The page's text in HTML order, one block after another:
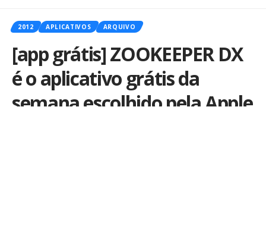
2012 APLICATIVOS ARQUIVO
[app grátis] ZOOKEEPER DX
é o aplicativo grátis da
semana escolhido pela Apple